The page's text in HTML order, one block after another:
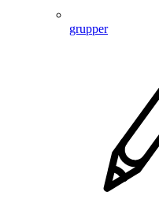
grupper